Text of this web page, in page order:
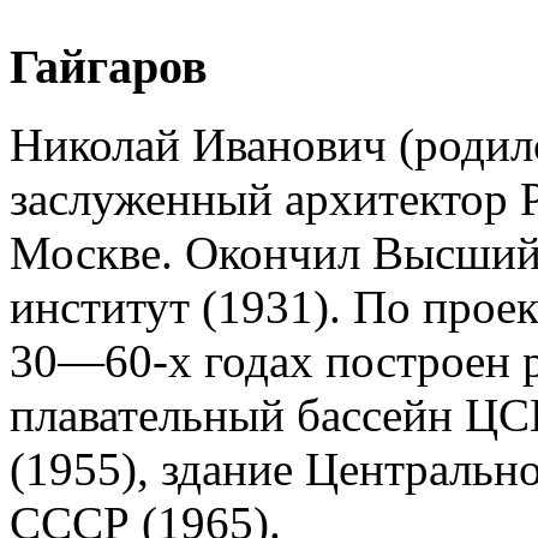
Гайгаров
Николай Иванович
заслуженный
Москве. Окончил Высший
институт (1931). По
30—60-х годах построен
плавательный бассейн
(1955), здание
СССР (1965).